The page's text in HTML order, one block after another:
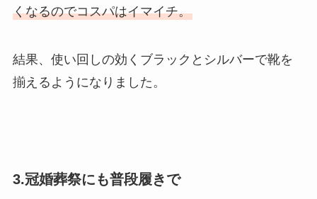
くなるのでコスパはイマイチ。
結果、使い回しの効くブラックとシルバーで靴を
揃えるようになりました。
3.冠婚葬祭にも普段履きで